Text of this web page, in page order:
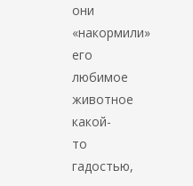
они
«накормили»
его
любимое
животное
какой-
то
гадостью,